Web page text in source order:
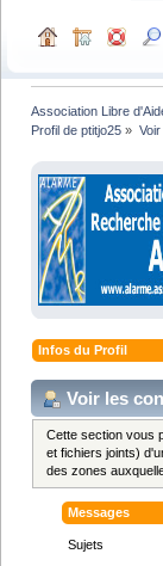
Association Libre
Profil de ptitjo25 »
Infos du Profil
Voir les
Cette section vous
et fichiers joints)
des zones
Messages
Sujets